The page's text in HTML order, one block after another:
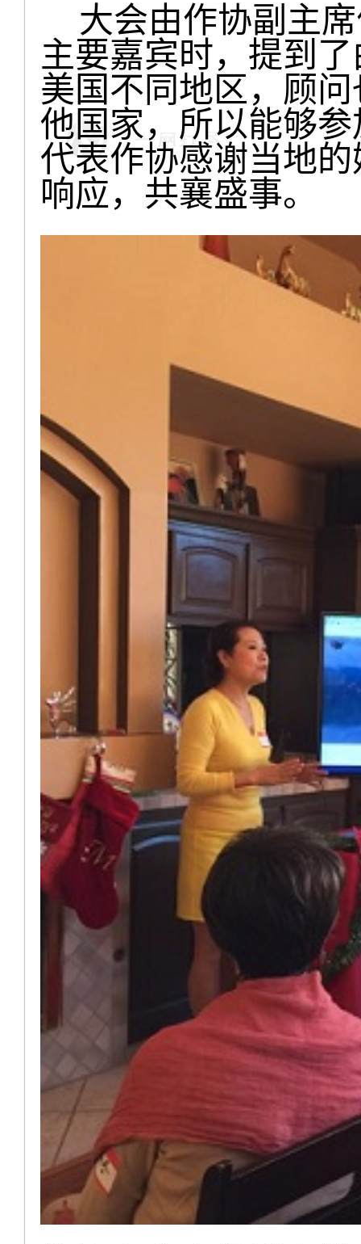
大会由作协副主席
主要嘉宾时，提到
美国不同地区，顾
他国家，所以能够
代表作协感谢当地
响应，共襄盛事。